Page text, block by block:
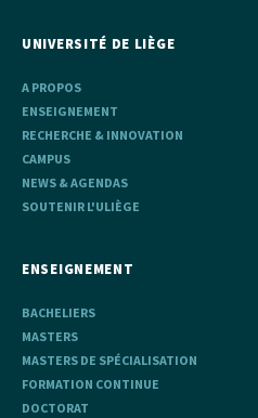
UNIVERSITÉ DE LIÈGE
A PROPOS
ENSEIGNEMENT
RECHERCHE & INNOVATION
CAMPUS
NEWS & AGENDAS
SOUTENIR L'ULIÈGE
ENSEIGNEMENT
BACHELIERS
MASTERS
MASTERS DE SPÉCIALISATION
FORMATION CONTINUE
DOCTORAT